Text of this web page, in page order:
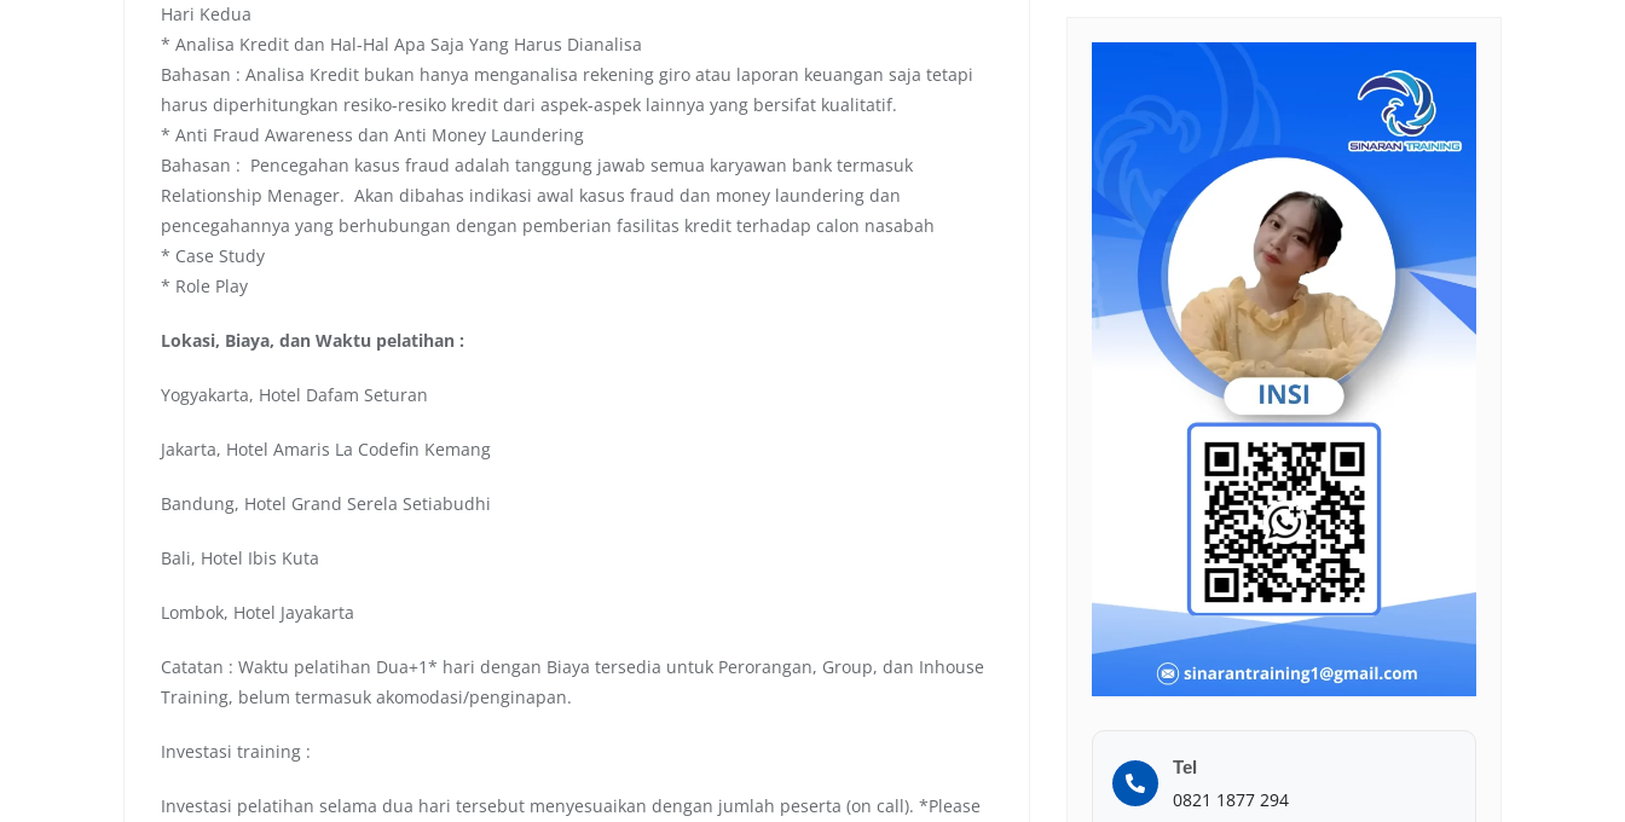
Hari Kedua
* Analisa Kredit dan Hal-Hal Apa Saja Yang Harus Dianalisa
Bahasan : Analisa Kredit bukan hanya menganalisa rekening giro atau laporan keuangan saja tetapi
harus diperhitungkan resiko-resiko kredit dari aspek-aspek lainnya yang bersifat kualitatif.
* Anti Fraud Awareness dan Anti Money Laundering
Bahasan : Pencegahan kasus fraud adalah tanggung jawab semua karyawan bank termasuk
Relationship Menager. Akan dibahas indikasi awal kasus fraud dan money laundering dan
pencegahannya yang berhubungan dengan pemberian fasilitas kredit terhadap calon nasabah
* Case Study
* Role Play
Lokasi, Biaya, dan Waktu pelatihan :
Yogyakarta, Hotel Dafam Seturan
Jakarta, Hotel Amaris La Codefin Kemang
Bandung, Hotel Grand Serela Setiabudhi
Bali, Hotel Ibis Kuta
Lombok, Hotel Jayakarta
Catatan : Waktu pelatihan Dua+1* hari dengan Biaya tersedia untuk Perorangan, Group, dan Inhouse
Training, belum termasuk akomodasi/penginapan.
Investasi training :
Investasi pelatihan selama dua hari tersebut menyesuaikan dengan jumlah peserta (on call). *Please
Tel
0821 1877 294